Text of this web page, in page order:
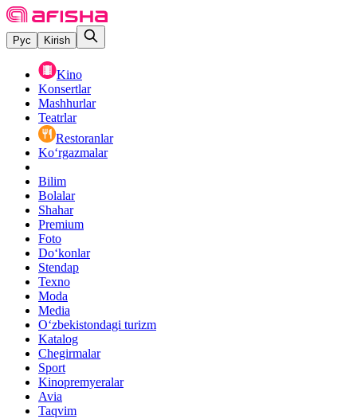
Рус Kirish
Kino
Konsertlar
Mashhurlar
Teatrlar
Restoranlar
Ko‘rgazmalar
Bilim
Bolalar
Shahar
Premium
Foto
Do‘konlar
Stendap
Texno
Moda
Media
O‘zbekistondagi turizm
Katalog
Chegirmalar
Sport
Kinopremyeralar
Avia
Taqvim